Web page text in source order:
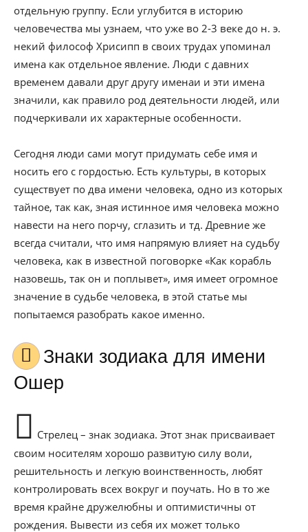
отдельную группу. Если углубится в историю
человечества мы узнаем, что уже во 2-3 веке до н. э.
некий философ Хрисипп в своих трудах упоминал
имена как отдельное явление. Люди с давних
временем давали друг другу именаи и эти имена
значили, как правило род деятельности людей, или
подчеркивали их характерные особенности.
Сегодня люди сами могут придумать себе имя и
носить его с гордостью. Есть культуры, в которых
существует по два имени человека, одно из которых
тайное, так как, зная истинное имя человека можно
навести на него порчу, сглазить и тд. Древние же
всегда считали, что имя напрямую влияет на судьбу
человека, как в известной поговорке «Как корабль
назовешь, так он и поплывет», имя имеет огромное
значение в судьбе человека, в этой статье мы
попытаемся разобрать какое именно.
Знаки зодиака для имени
Ошер
Стрелец – знак зодиака. Этот знак присваивает
своим носителям хорошо развитую силу воли,
решительность и легкую воинственность, любят
контролировать всех вокруг и поучать. Но в то же
время крайне дружелюбны и оптимистичны от
рождения. Вывести из себя их может только